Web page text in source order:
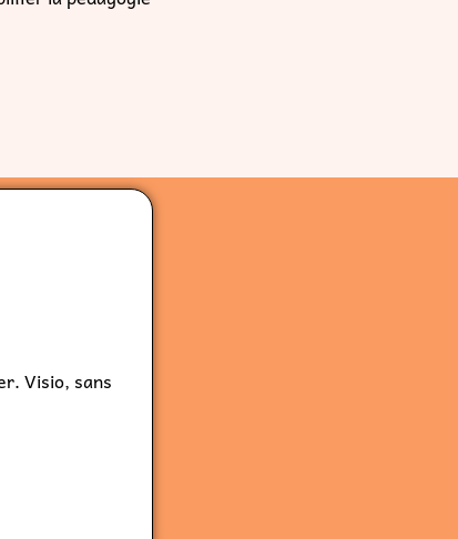
Visio, sans